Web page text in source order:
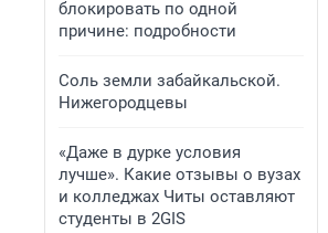
блокировать по одной
причине: подробности
Соль земли забайкальской.
Нижегородцевы
«Даже в дурке условия
лучше». Какие отзывы о вузах
и колледжах Читы оставляют
студенты в 2GIS